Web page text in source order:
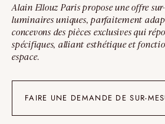
Alain Ellouz Paris propose une offre
luminaires uniques, parfaitement
concevons des pièces exclusives qui
spécifiques, alliant esthétique et
espace.
FAIRE UNE DEMANDE DE SUR-